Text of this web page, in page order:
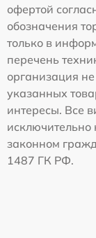
офертой
обозначения
только в
перечень
организация
указанных
интересы. Все
исключительно
законном
1487 ГК РФ.